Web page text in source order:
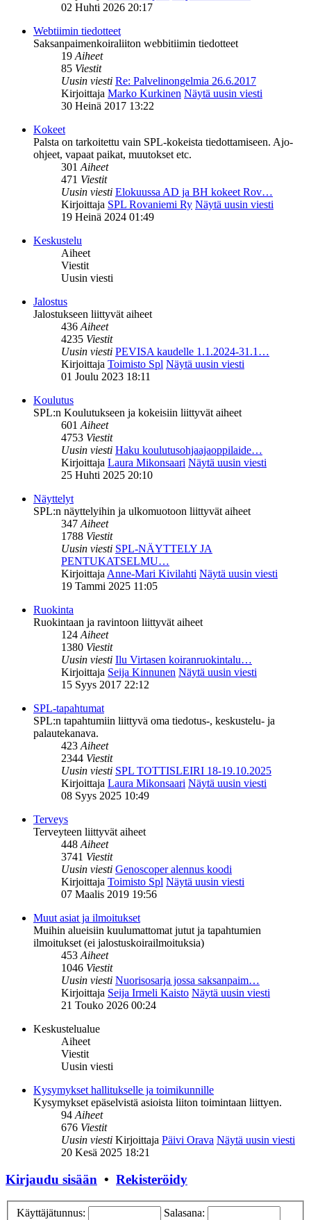
02 Huhti 2026 20:17
Webtiimin tiedotteet
Saksanpaimenkoiraliiton webbitiimin tiedotteet
19Aiheet
85 Viestit
Uusin viesti Re: Palvelinongelmia 26.6.2017
Kirjoittaja Marko Kurkinen Näytä uusin viesti
30 Heinä 2017 13:22
Kokeet
Palsta on tarkoitettu vain SPL-kokeista tiedottamiseen. Ajo-
ohjeet, vapaat paikat, muutokset etc.
301Aiheet
471 Viestit
Uusin viesti Elokuussa AD ja BH kokeet Rov…
Kirjoittaja SPL Rovaniemi Ry Näytä uusin viesti
19 Heinä 2024 01:49
Keskustelu
Aiheet
Viestit
Uusin viesti
Jalostus
Jalostukseen liittyvät aiheet
436Aiheet
4235 Viestit
Uusin viesti PEVISA kaudelle 1.1.2024-31.1…
Kirjoittaja Toimisto Spl Näytä uusin viesti
01 Joulu 2023 18:11
Koulutus
SPL:n Koulutukseen ja kokeisiin liittyvät aiheet
601Aiheet
4753 Viestit
Uusin viesti Haku koulutusohjaajaoppilaide…
Kirjoittaja Laura Mikonsaari Näytä uusin viesti
25 Huhti 2025 20:10
Näyttelyt
SPL:n näyttelyihin ja ulkomuotoon liittyvät aiheet
347Aiheet
1788 Viestit
Uusin viesti SPL-NÄYTTELY JA
PENTUKATSELMU…
KirjoittajaAnne-Mari Kivilahti Näytä uusin viesti
19 Tammi 2025 11:05
Ruokinta
Ruokintaan ja ravintoon liittyvät aiheet
124Aiheet
1380 Viestit
Uusin viesti Ilu Virtasen koiranruokintalu…
Kirjoittaja Seija Kinnunen Näytä uusin viesti
15 Syys 2017 22:12
SPL-tapahtumat
SPL:n tapahtumiin liittyvä oma tiedotus-, keskustelu- ja
palautekanava.
423Aiheet
2344 Viestit
Uusin viesti SPL TOTTISLEIRI 18-19.10.2025
Kirjoittaja Laura Mikonsaari Näytä uusin viesti
08 Syys 2025 10:49
Terveys
Terveyteen liittyvät aiheet
448Aiheet
3741 Viestit
Uusin viesti Genoscoper alennus koodi
Kirjoittaja Toimisto Spl Näytä uusin viesti
07 Maalis 2019 19:56
Muut asiat ja ilmoitukset
Muihin alueisiin kuulumattomat jutut ja tapahtumien
ilmoitukset (ei jalostuskoirailmoituksia)
453Aiheet
1046 Viestit
Uusin viesti Nuorisosarja jossa saksanpaim…
Kirjoittaja Seija Irmeli Kaisto Näytä uusin viesti
21 Touko 2026 00:24
Keskustelualue
Aiheet
Viestit
Uusin viesti
Kysymykset hallitukselle ja toimikunnille
Kysymykset epäselvistä asioista liiton toimintaan liittyen.
94Aiheet
676 Viestit
Uusin viesti Kirjoittaja Päivi Orava Näytä uusin viesti
20 Kesä 2025 18:21
Kirjaudu sisään • Rekisteröidy
Käyttäjätunnus: Salasana: